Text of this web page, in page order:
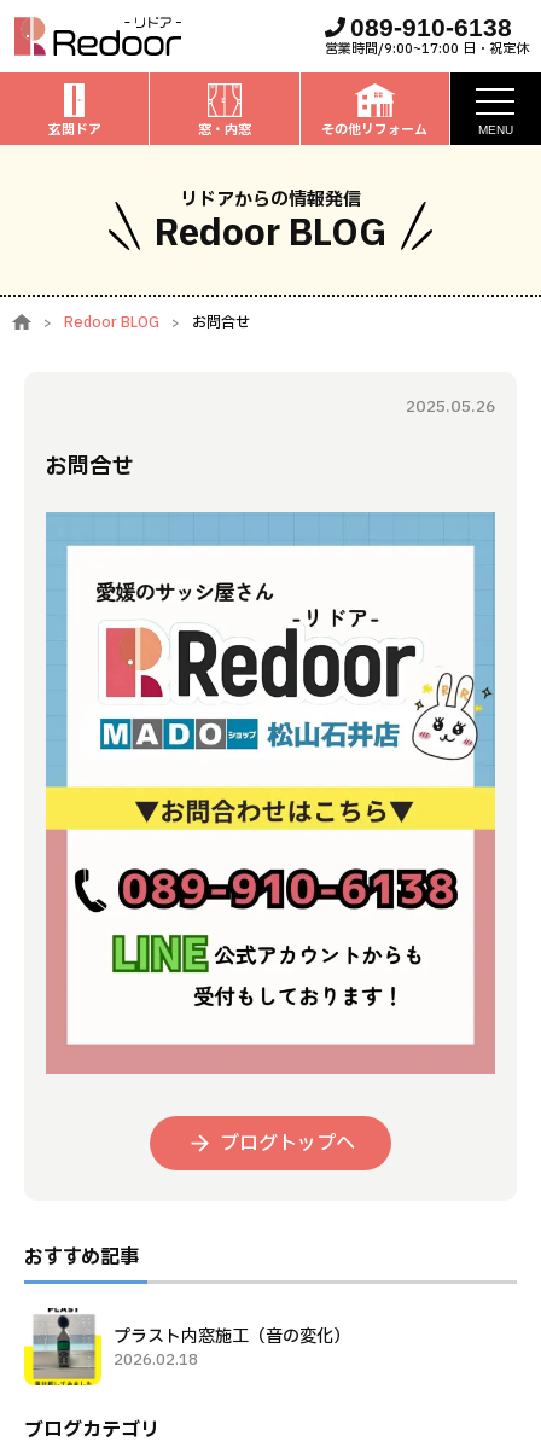
089-910-6138
営業時間/9:00~17:00 日・祝定休
玄関ドア 窓・内窓 その他リフォーム MENU
私たちについて
取扱商品
お家全般のリフォーム
お客様の声
よくある質問
リドアからの情報発信
Redoor BLOG
Redoor BLOG お問合せ
2025.05.26
お問合せ
ブログトップへ
おすすめ記事
プラスト内窓施工（音の変化）
2026.02.18
ブログカテゴリ